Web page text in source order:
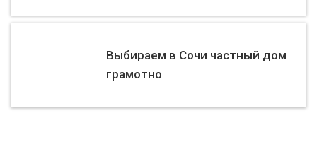
Выбираем в Сочи частный дом
грамотно